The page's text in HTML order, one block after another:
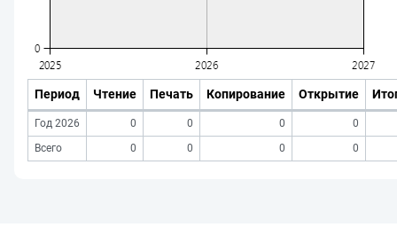
Период Чтение Печать Копирование Открытие
Год 2026 0 0 0
0
Всего
0 0 0 0